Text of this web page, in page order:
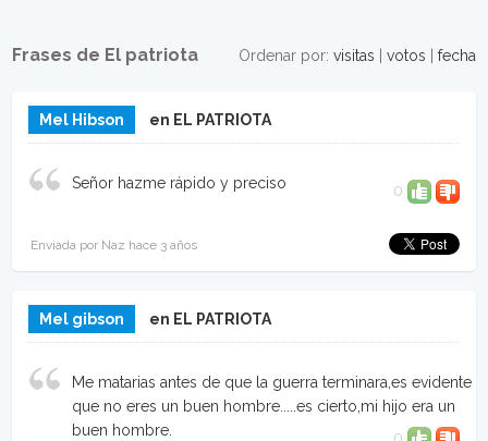
Ordenar por: visitas votos fecha
Frases de El patriota
Mel Hibson en EL PATRIOTA
Señor hazme rápido y preciso 0
Enviada por Naz hace 3 años
Mel gibson en EL PATRIOTA
Me matarias antes de que la guerra terminara,es evidente
que no eres un buen hombre.....es cierto,mi hijo era un
buen hombre.